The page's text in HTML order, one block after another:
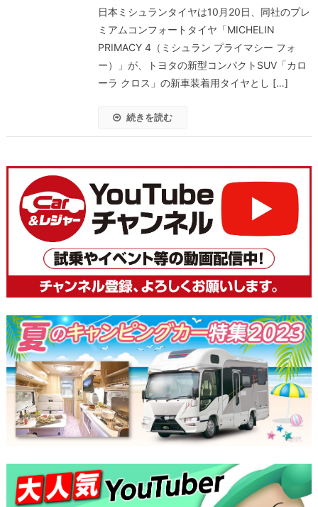
日本ミシュランタイヤは10月20日、同社のプレ
ミアムコンフォートタイヤ「MICHELIN
PRIMACY 4（ミシュラン プライマシー フォ
ー）」が、トヨタの新型コンパクトSUV「カロ
ーラ クロス」の新車装着用タイヤとし […]
続きを読む